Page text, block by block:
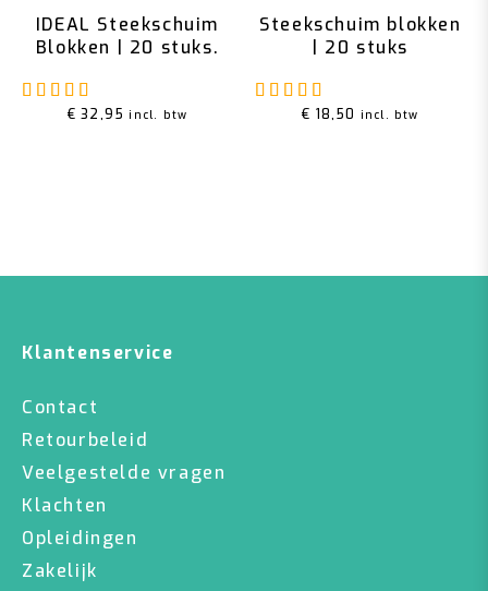
IDEAL Steekschuim
Blokken | 20 stuks.
uit 5
€ 32,95 incl. btw
Steekschuim blokken
| 20 stuks
€ 18,50 incl. btw
Klantenservice
Contact
Retourbeleid
Veelgestelde vragen
Klachten
Opleidingen
Zakelijk